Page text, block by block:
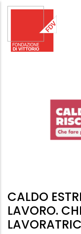
Salta
principale
CALDO
LAVORO.